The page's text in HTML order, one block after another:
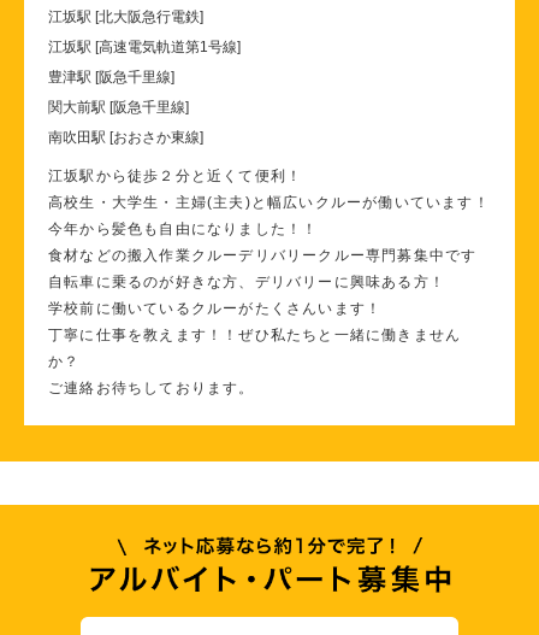
江坂駅 [北大阪急行電鉄]
江坂駅 [高速電気軌道第1号線]
豊津駅 [阪急千里線]
関大前駅 [阪急千里線]
南吹田駅 [おおさか東線]
江坂駅から徒歩２分と近くて便利！
高校生・大学生・主婦(主夫)と幅広いクルーが働いています！
今年から髪色も自由になりました！！
食材などの搬入作業クルーデリバリークルー専門募集中です
自転車に乗るのが好きな方、デリバリーに興味ある方！
学校前に働いているクルーがたくさんいます！
丁寧に仕事を教えます！！ぜひ私たちと一緒に働きません
か？
ご連絡お待ちしております。